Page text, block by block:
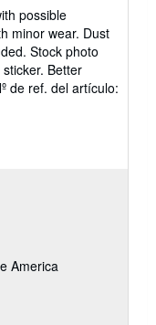
possible
minor wear. Dust
Stock photo
Better
de ref. del artículo:
America